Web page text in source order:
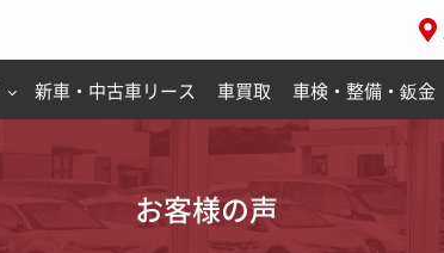
新車・中古車リース 車買取 車検・整備・鈑金
お客様の声